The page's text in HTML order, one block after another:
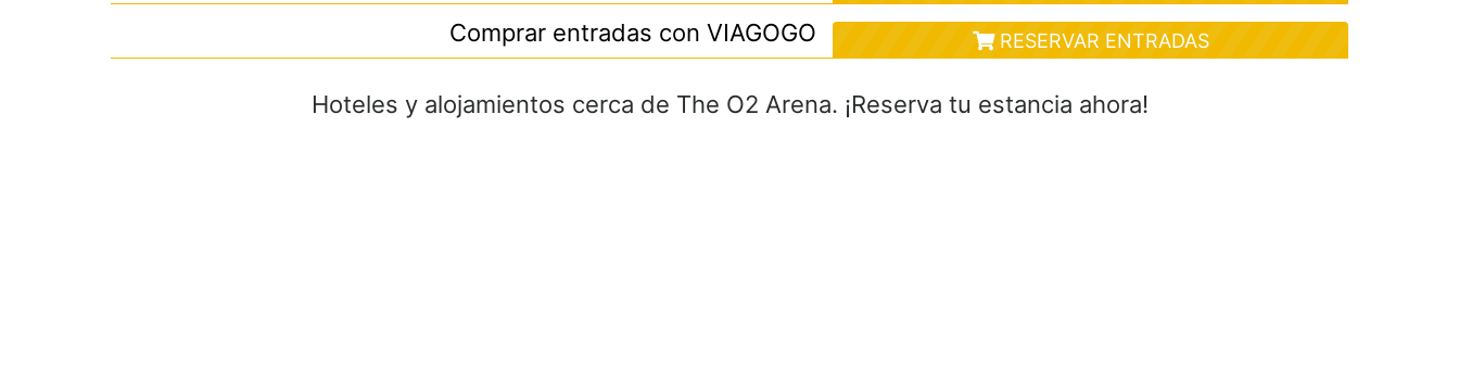
Comprar entradas con VIAGOGO RESERVAR ENTRADAS
Hoteles y alojamientos cerca de The O2 Arena. ¡Reserva tu estancia ahora!